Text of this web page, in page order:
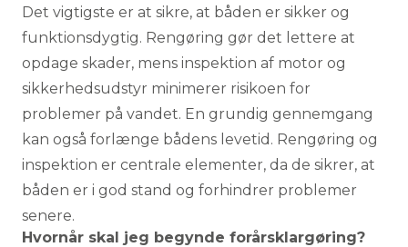
Det vigtigste er at sikre, at båden er sikker og
funktionsdygtig. Rengøring gør det lettere at
opdage skader, mens inspektion af motor og
sikkerhedsudstyr minimerer risikoen for
problemer på vandet. En grundig gennemgang
kan også forlænge bådens levetid. Rengøring og
inspektion er centrale elementer, da de sikrer, at
båden er i god stand og forhindrer problemer
senere.
Hvornår skal jeg begynde forårsklargøring?